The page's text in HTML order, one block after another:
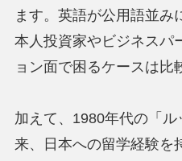
ます。英語が公用語並み
本人投資家やビジネスパ
ョン面で困るケースは比
加えて、1980年代の「
来、日本への留学経験を